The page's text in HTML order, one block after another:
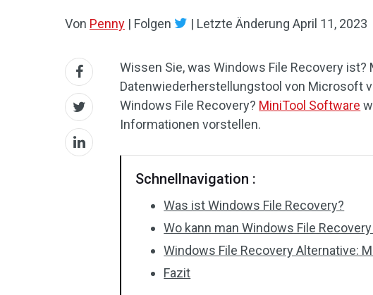
Von Penny | Folgen | Letzte Änderung April 11, 2023
Wissen Sie, was Windows File Recovery ist?
Datenwiederherstellungstool von Microsoft
Windows File Recovery? MiniTool Software
Informationen vorstellen.
Schnellnavigation :
Was ist Windows File Recovery?
Wo kann man Windows File
Windows File Recovery Alternative:
Fazit